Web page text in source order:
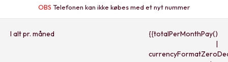
OBS Telefonen kan ikke købes med et nyt nummer
I alt pr. måned
{{totalPerMonthPay()
|